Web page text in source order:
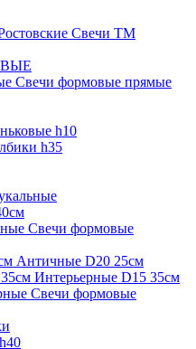
Свечи ТМ
Свечи формовые прямые
h10
h35
Свечи формовые
Античные D20 25см
Интерьерные D15 35см
Свечи формовые